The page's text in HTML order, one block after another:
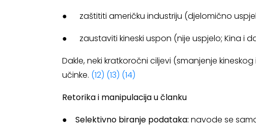
● zaštititi američku industriju (djelomično
● zaustaviti kineski uspon (nije uspjelo; Kina i
Dakle, neki kratkoročni ciljevi (smanjenje
učinke. (12) (13) (14)
Retorika i manipulacija u članku
● Selektivno biranje podataka: navode se